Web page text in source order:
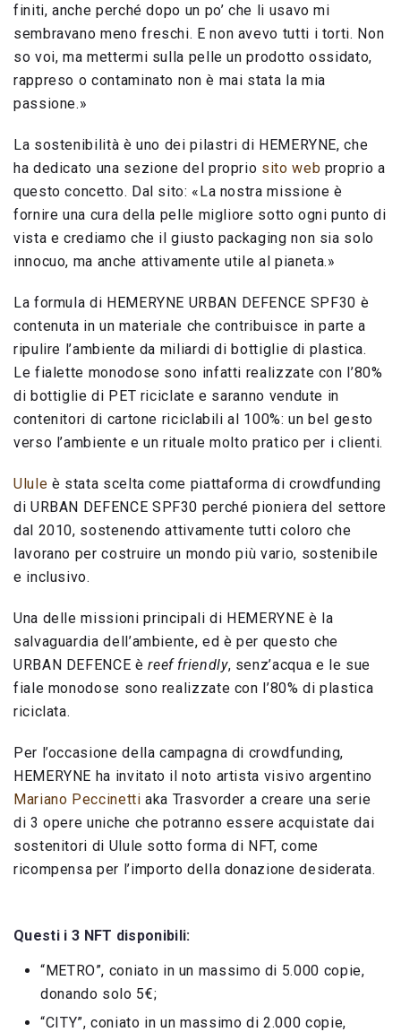
finiti, anche perché dopo un po’ che li usavo mi
sembravano meno freschi. E non avevo tutti i torti. Non
so voi, ma mettermi sulla pelle un prodotto ossidato,
rappreso o contaminato non è mai stata la mia
passione.»
La sostenibilità è uno dei pilastri di HEMERYNE, che
ha dedicato una sezione del proprio sito web proprio a
questo concetto. Dal sito: «La nostra missione è
fornire una cura della pelle migliore sotto ogni punto di
vista e crediamo che il giusto packaging non sia solo
innocuo, ma anche attivamente utile al pianeta.»
La formula di HEMERYNE URBAN DEFENCE SPF30 è
contenuta in un materiale che contribuisce in parte a
ripulire l’ambiente da miliardi di bottiglie di plastica.
Le fialette monodose sono infatti realizzate con l’80%
di bottiglie di PET riciclate e saranno vendute in
contenitori di cartone riciclabili al 100%: un bel gesto
verso l’ambiente e un rituale molto pratico per i clienti.
Ulule è stata scelta come piattaforma di crowdfunding
di URBAN DEFENCE SPF30 perché pioniera del settore
dal 2010, sostenendo attivamente tutti coloro che
lavorano per costruire un mondo più vario, sostenibile
e inclusivo.
Una delle missioni principali di HEMERYNE è la
salvaguardia dell’ambiente, ed è per questo che
URBAN DEFENCE èreef friendly, senz’acqua e le sue
fiale monodose sono realizzate con l’80% di plastica
riciclata.
Per l’occasione della campagna di crowdfunding,
HEMERYNE ha invitato il noto artista visivo argentino
Mariano Peccinetti aka Trasvorder a creare una serie
di 3 opere uniche che potranno essere acquistate dai
sostenitori di Ulule sotto forma di NFT, come
ricompensa per l’importo della donazione desiderata.
Questi i 3 NFT disponibili:
“METRO”, coniato in un massimo di 5.000 copie,
donando solo 5€;
“CITY”, coniato in un massimo di 2.000 copie,